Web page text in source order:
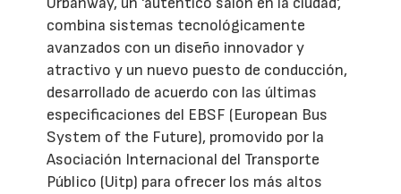
combina sistemas tecnológicamente
avanzados con un diseño innovador y
atractivo y un nuevo puesto de conducción,
desarrollado de acuerdo con las últimas
especificaciones del EBSF (European Bus
System of the Future), promovido por la
Asociación Internacional del Transporte
Público (Uitp) para ofrecer los más altos